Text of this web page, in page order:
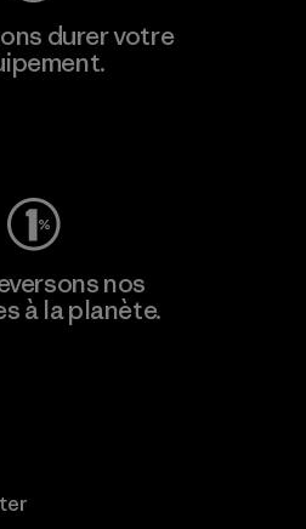
durer votre
nos
à la planète.